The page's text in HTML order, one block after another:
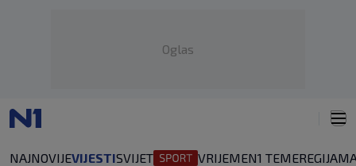
Oglas
NAJNOVIJEVIJESTISVIJET VRIJEMEN1 TEMEREGIJA